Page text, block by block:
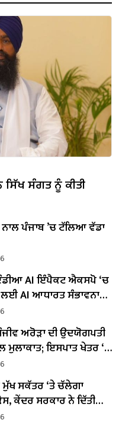
ਸੰਗਤ ਨੂੰ ਕੀਤੀ
ਪੰਜਾਬ ’ਚ ਟੱਲਿਆ ਵੱਡਾ
AI ਇੰਪੈਕਟ ਐਕਸਪੋ ‘ਚ
AI ਆਧਾਰਤ ਸੰਭਾਵਨਾਵਾਂ
ਅਰੋੜਾ ਦੀ ਉਦਯੋਗਪਤੀ
ਮੁਲਾਕਾਤ; ਇਸਪਾਤ ਖੇਤਰ ‘ਚ
ਦਾ ਐਲਾਨ
ਮੁੱਖ ਸਕੱਤਰ ‘ਤੇ ਚੱਲੇਗਾ
ਕੇਂਦਰ ਸਰਕਾਰ ਨੇ ਦਿੱਤੀ